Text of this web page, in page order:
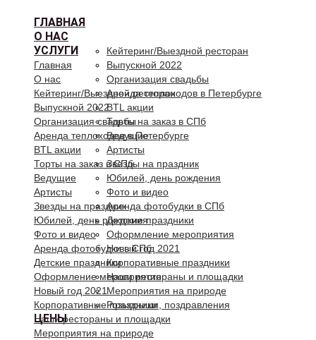
ГЛАВНАЯ
О НАС
УСЛУГИ
Кейтеринг/Выездной ресторан
Выпускной 2022
Организация свадьбы
Аренда теплоходов в Петербурге
BTL акции
Торты на заказ в СПб
Ведущие
Артисты
Звезды на праздник
Юбилей, день рождения
Фото и видео
Аренда фотобудки в СПб
Детские праздники
Оформление мероприятия
Новый год 2021
Корпоративные праздники
Наши рестораны и площадки
Мероприятия на природе
Розыгрыши, поздравления
ЦЕНЫ
Главная
О нас
Кейтеринг/Выездной ресторан
Выпускной 2022
Организация свадьбы
Аренда теплоходов в Петербурге
BTL акции
Торты на заказ в СПб
Ведущие
Артисты
Звезды на праздник
Юбилей, день рождения
Фото и видео
Аренда фотобудки в СПб
Детские праздники
Оформление мероприятия
Новый год 2021
Корпоративные праздники
Наши рестораны и площадки
Мероприятия на природе